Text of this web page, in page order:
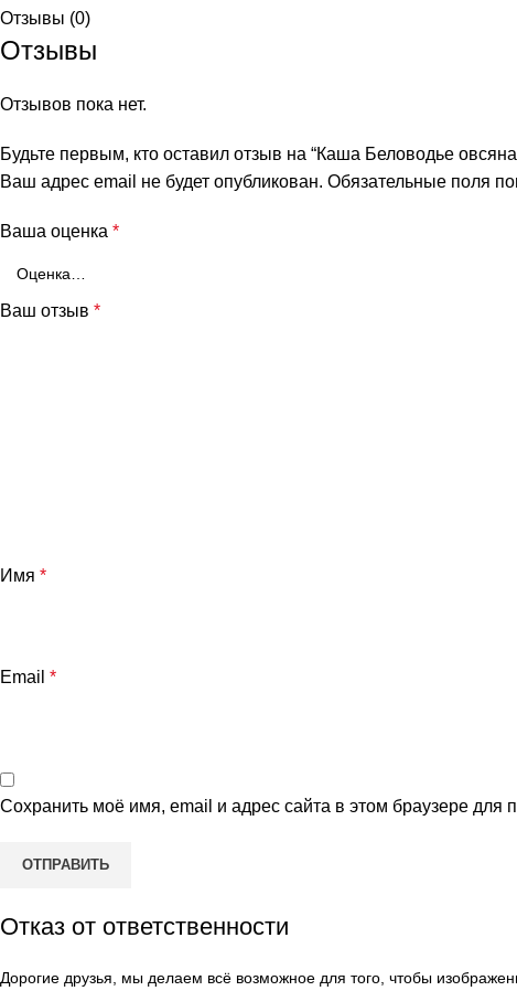
Отзывы (0)
Отзывы
Отзывов пока нет.
Будьте первым, кто оставил отзыв на “Каша Беловодье
Ваш адрес email не будет опубликован. Обязательные поля
Ваша оценка *
Ваш отзыв *
Имя *
Email *
Сохранить моё имя, email и адрес сайта в этом браузере
Отказ от ответственности
Дорогие друзья, мы делаем всё возможное для того, чтобы